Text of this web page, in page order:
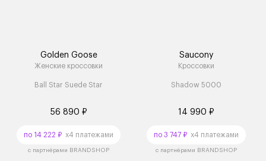
Golden Goose
Женские кроссовки
Ball Star Suede Star
56 890 ₽
по 14 222 ₽ x4 платежами
с партнёрами BRANDSHOP
Saucony
Кроссовки
Shadow 5000
14 990 ₽
по 3 747 ₽ x4 платежами
с партнёрами BRANDSHOP